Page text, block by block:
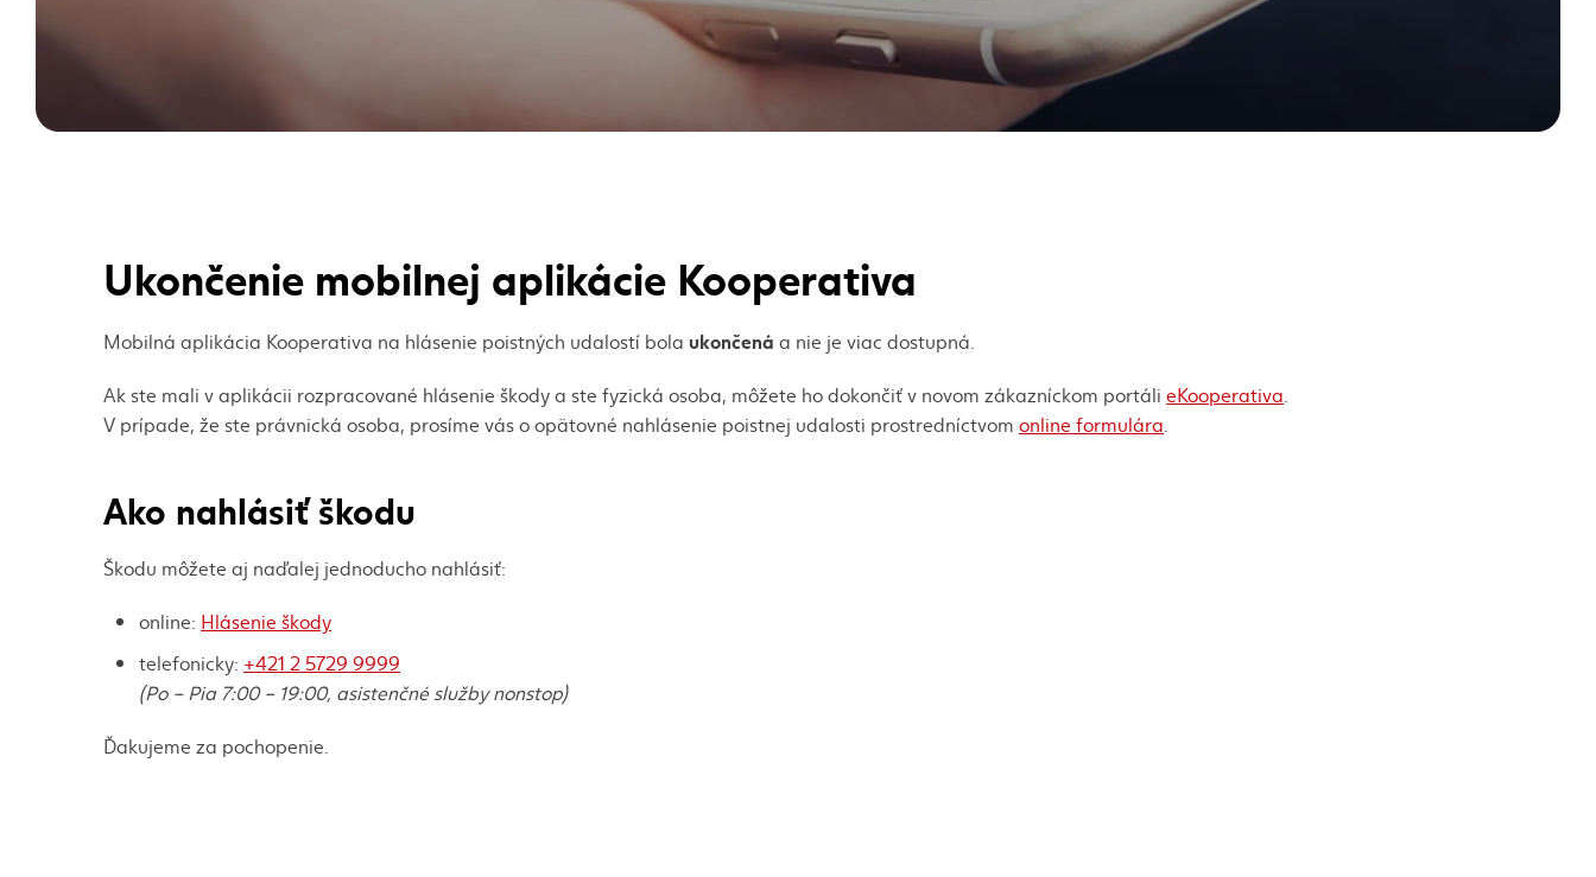
Ukončenie mobilnej aplikácie Kooperativa
Mobilná aplikácia Kooperativa na hlásenie poistných udalostí bola ukončená a nie je viac dostupná.
Ak ste mali v aplikácii rozpracované hlásenie škody a ste fyzická osoba, môžete ho dokončiť v novom zákazníckom portáli eKooperativa
V prípade, že ste právnická osoba, prosíme vás o opätovné nahlásenie poistnej udalosti prostredníctvom online formulára
Ako nahlásiť škodu
Škodu môžete aj naďalej jednoducho nahlásiť:
online: Hlásenie škody
telefonicky: +421 2 5729 9999
(Po – Pia 7:00 – 19:00, asistenčné služby nonstop)
Ďakujeme za pochopenie.